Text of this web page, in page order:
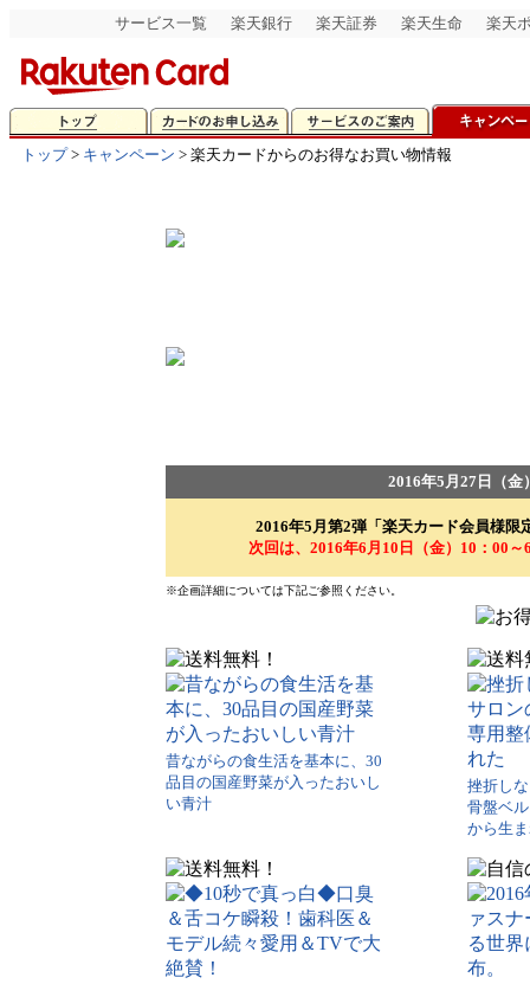
サービス一覧 楽天銀行 楽天証券 楽天生命 楽天
トップ> キャンペーン > 楽天カードからのお得なお買い物情報
2016年5月27日（金
2016年5月第2弾「楽天カード会員様
次回は、2016年6月10日（金）10：00
※企画詳細については下記ご参照ください。
昔ながらの食生活を基本に、30
品目の国産野菜が入ったおいし
い青汁
挫折し
骨盤ベ
から生